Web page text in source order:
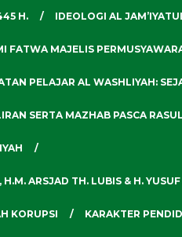
H. IDEOLOGI AL
FATWA MAJELIS
PELAJAR AL WASHLIYAH:
SERTA MAZHAB PASCA
ARSJAD TH. LUBIS & H.
KORUPSI KARAKTER